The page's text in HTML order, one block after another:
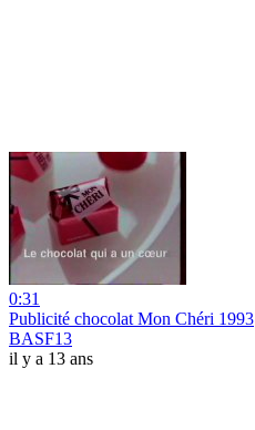
0:31
Publicité chocolat Mon Chéri 1993
BASF13
il y a 13 ans